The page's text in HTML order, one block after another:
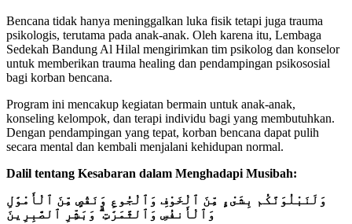
Bencana tidak hanya meninggalkan luka fisik tetapi juga trauma
psikologis, terutama pada anak-anak. Oleh karena itu, Lembaga
Sedekah Bandung Al Hilal mengirimkan tim psikolog dan konselor
untuk memberikan trauma healing dan pendampingan psikososial
bagi korban bencana.
Program ini mencakup kegiatan bermain untuk anak-anak,
konseling kelompok, dan terapi individu bagi yang membutuhkan.
Dengan pendampingan yang tepat, korban bencana dapat pulih
secara mental dan kembali menjalani kehidupan normal.
Dalil tentang Kesabaran dalam Menghadapi Musibah:
وَلَنَبْلُوَنَّكُم بِشَىْءٍ مِّنَ ٱلْخَوْفِ وَٱلْجُوعِ وَنَقْصٍ مِّنَ ٱلْأَمْوَٰلِ
وَٱلْأَنفُسِ وَٱلثَّمَرَٰتِ ۗ وَبَشِّرِ ٱلصَّٰبِرِينَ